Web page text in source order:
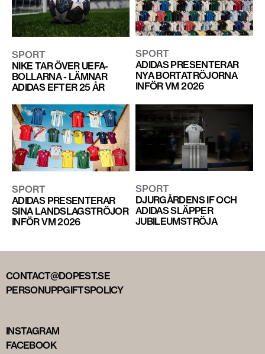
SPORT
NIKE TAR ÖVER UEFA-
BOLLARNA - LÄMNAR
ADIDAS EFTER 25 ÅR
SPORT
ADIDAS PRESENTERAR
NYA BORTATRÖJORNA
INFÖR VM 2026
SPORT
ADIDAS PRESENTERAR
SINA LANDSLAGSTRÖJOR
INFÖR VM 2026
SPORT
DJURGÅRDENS IF OCH
ADIDAS SLÄPPER
JUBILEUMSTRÖJA
CONTACT@DOPEST.SE
PERSONUPPGIFTSPOLICY
INSTAGRAM
FACEBOOK